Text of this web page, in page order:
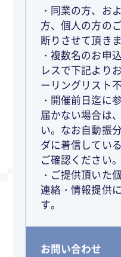
・同業の方、お
方、個人の方の
断りさせて頂きま
・複数名のお申
レスで下記より
ーリングリスト
・開催前日迄に
届かない場合は
い。なお自動振
ダに着信してい
ご確認ください。
・ご提供頂いた
連絡・情報提供
す。
お問い合わせ